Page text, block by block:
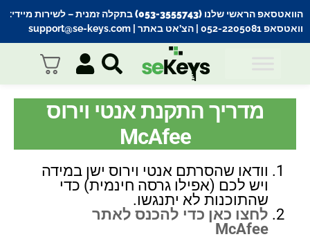
הוואטסאפ הראשי שלנו (053-3555743) בתקלה זמנית
– לשירות מיידי:
וואטסאפ 052-2205081
| הצ’אט באתר | support@se-keys.com
מדריך התקנת אנטי וירוס
McAfee
וודאו שהסרתם אנטי וירוס ישן במידה
ויש לכם (אפילו גרסה חינמית) כדי
שהתוכנות לא יתנגשו.
לחצו כאן כדי להכנס לאתר
McAfee